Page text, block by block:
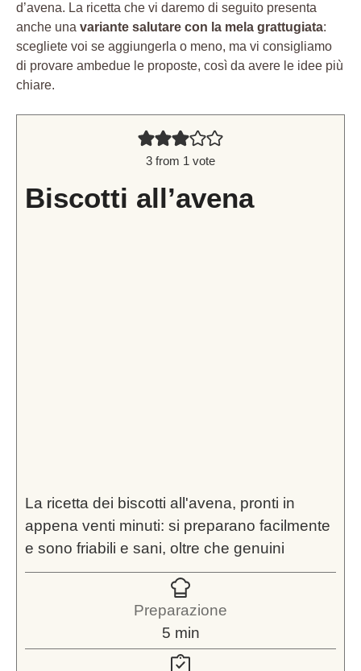
d’avena. La ricetta che vi daremo di seguito presenta
anche una variante salutare con la mela grattugiata:
scegliete voi se aggiungerla o meno, ma vi consigliamo
di provare ambedue le proposte, così da avere le idee più
chiare.
3 from 1 vote
Biscotti all’avena
La ricetta dei biscotti all'avena, pronti in
appena venti minuti: si preparano facilmente
e sono friabili e sani, oltre che genuini
Preparazione
5minuti
min